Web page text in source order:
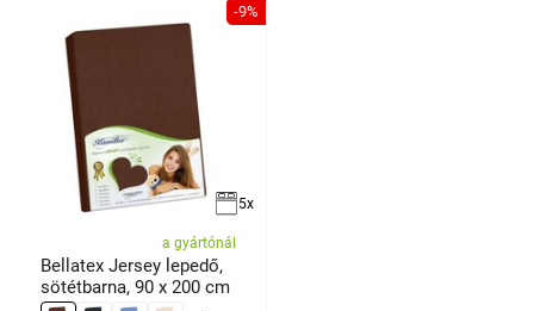
-9%
5x
a gyártónál
Bellatex Jersey lepedő,
sötétbarna, 90 x 200 cm